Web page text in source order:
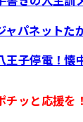
ャパネットた
王子停電！懐
チッと応援を！